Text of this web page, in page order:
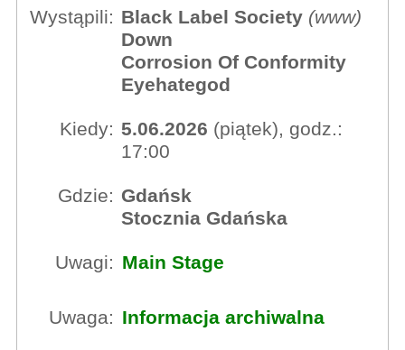
Wystąpili: Black Label Society (www)
Down
Corrosion Of Conformity
Eyehategod
Kiedy: 5.06.2026 (piątek), godz.:
17:00
Gdzie: Gdańsk
Stocznia Gdańska
Uwagi: Main Stage
Uwaga: Informacja archiwalna